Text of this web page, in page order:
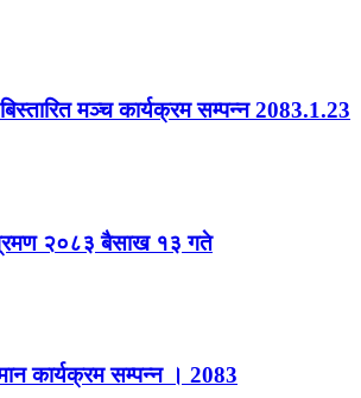
बिस्तारित मञ्च कार्यक्रम सम्पन्न 2083.1.23
२०८३ बैसाख १३ गते
कार्यक्रम सम्पन्न । 2083